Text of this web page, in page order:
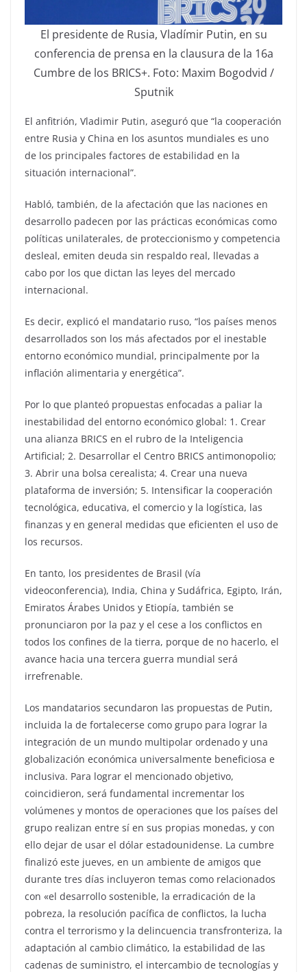
El presidente de Rusia, Vladímir Putin, en su
conferencia de prensa en la clausura de la 16a
Cumbre de los BRICS+. Foto: Maxim Bogodvid /
Sputnik
El anfitrión, Vladimir Putin, aseguró que “la cooperación
entre Rusia y China en los asuntos mundiales es uno
de los principales factores de estabilidad en la
situación internacional”.
Habló, también, de la afectación que las naciones en
desarrollo padecen por las prácticas económicas como
políticas unilaterales, de proteccionismo y competencia
desleal, emiten deuda sin respaldo real, llevadas a
cabo por los que dictan las leyes del mercado
internacional.
Es decir, explicó el mandatario ruso, “los países menos
desarrollados son los más afectados por el inestable
entorno económico mundial, principalmente por la
inflación alimentaria y energética”.
Por lo que planteó propuestas enfocadas a paliar la
inestabilidad del entorno económico global: 1. Crear
una alianza BRICS en el rubro de la Inteligencia
Artificial; 2. Desarrollar el Centro BRICS antimonopolio;
3. Abrir una bolsa cerealista; 4. Crear una nueva
plataforma de inversión; 5. Intensificar la cooperación
tecnológica, educativa, el comercio y la logística, las
finanzas y en general medidas que eficienten el uso de
los recursos.
En tanto, los presidentes de Brasil (vía
videoconferencia), India, China y Sudáfrica, Egipto, Irán,
Emiratos Árabes Unidos y Etiopía, también se
pronunciaron por la paz y el cese a los conflictos en
todos los confines de la tierra, porque de no hacerlo, el
avance hacia una tercera guerra mundial será
irrefrenable.
Los mandatarios secundaron las propuestas de Putin,
incluida la de fortalecerse como grupo para lograr la
integración de un mundo multipolar ordenado y una
globalización económica universalmente beneficiosa e
inclusiva. Para lograr el mencionado objetivo,
coincidieron, será fundamental incrementar los
volúmenes y montos de operaciones que los países del
grupo realizan entre sí en sus propias monedas, y con
ello dejar de usar el dólar estadounidense. La cumbre
finalizó este jueves, en un ambiente de amigos que
durante tres días incluyeron temas como relacionados
con «el desarrollo sostenible, la erradicación de la
pobreza, la resolución pacífica de conflictos, la lucha
contra el terrorismo y la delincuencia transfronteriza, la
adaptación al cambio climático, la estabilidad de las
cadenas de suministro, el intercambio de tecnologías y